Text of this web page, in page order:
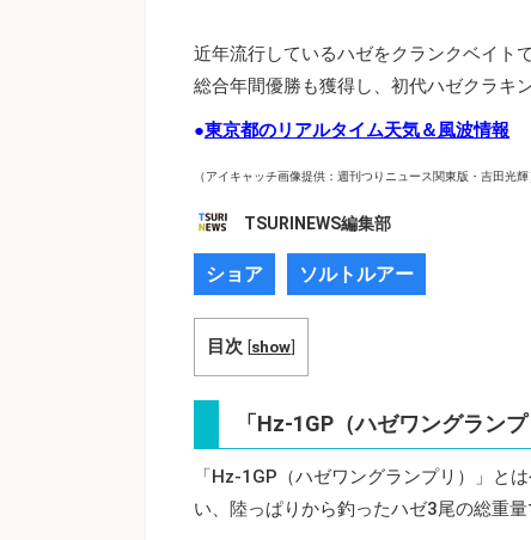
近年流行しているハゼをクランクベイト
総合年間優勝も獲得し、初代ハゼクラキ
●東京都のリアルタイム天気＆風波情報
（アイキャッチ画像提供：週刊つりニュース関東版・吉田光輝
TSURINEWS編集部
ショア ソルトルアー
目次 [show]
「Hz-1GP（ハゼワングランプ
「Hz-1GP（ハゼワングランプリ）」と
い、陸っぱりから釣ったハゼ3尾の総重量